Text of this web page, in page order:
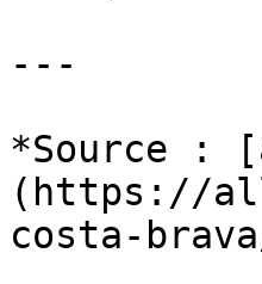
---
*Source :
(https://